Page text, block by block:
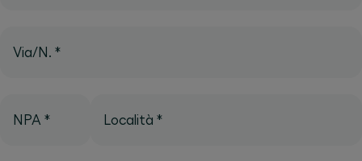
Via/N. *
NPA * Località *